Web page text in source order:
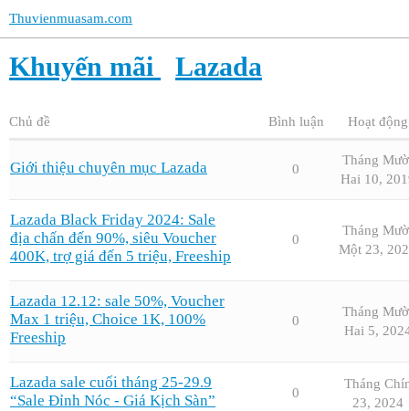
Thuvienmuasam.com
Khuyến mãi Lazada
Chủ đề Bình luận Hoạt động
Giới thiệu chuyên mục Lazada 0
Tháng
Hai 10,
Lazada Black Friday 2024: Sale
địa chấn đến 90%, siêu Voucher
400K, trợ giá đến 5 triệu, Freeship
0
Tháng
Một 23,
Lazada 12.12: sale 50%, Voucher
Max 1 triệu, Choice 1K, 100%
Freeship
0
Tháng
Hai 5,
Lazada sale cuối tháng 25-29.9
“Sale Đỉnh Nóc - Giá Kịch Sàn”
0
Tháng
23, 2024